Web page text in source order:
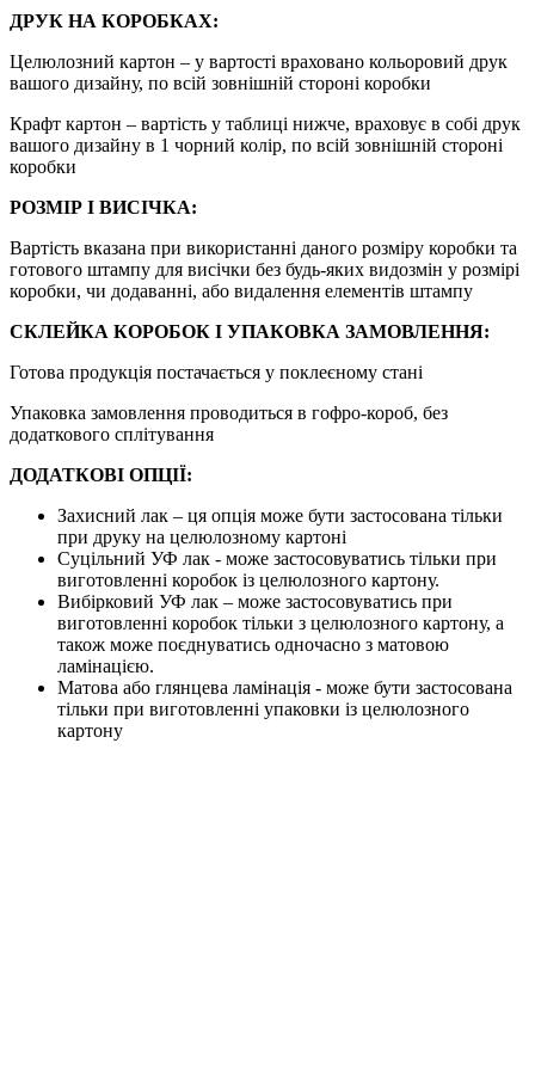
ДРУК НА КОРОБКАХ:
Целюлозний картон – у вартості враховано кольоровий друк
вашого дизайну, по всій зовнішній стороні коробки
Крафт картон – вартість у таблиці нижче, враховує в собі друк
вашого дизайну в 1 чорний колір, по всій зовнішній стороні
коробки
РОЗМІР І ВИСІЧКА:
Вартість вказана при використанні даного розміру коробки та
готового штампу для висічки без будь-яких видозмін у розмірі
коробки, чи додаванні, або видалення елементів штампу
СКЛЕЙКА КОРОБОК І УПАКОВКА ЗАМОВЛЕННЯ:
Готова продукція постачається у поклеєному стані
Упаковка замовлення проводиться в гофро-короб, без
додаткового сплітування
ДОДАТКОВІ ОПЦІЇ:
Захисний лак – ця опція може бути застосована тільки
при друку на целюлозному картоні
Суцільний УФ лак - може застосовуватись тільки при
виготовленні коробок із целюлозного картону.
Вибірковий УФ лак – може застосовуватись при
виготовленні коробок тільки з целюлозного картону, а
також може поєднуватись одночасно з матовою
ламінацією.
Матова або глянцева ламінація - може бути застосована
тільки при виготовленні упаковки із целюлозного
картону